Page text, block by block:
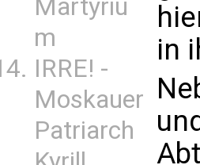
Martyriu
m
IRRE! -
Moskauer
Patriarch
in